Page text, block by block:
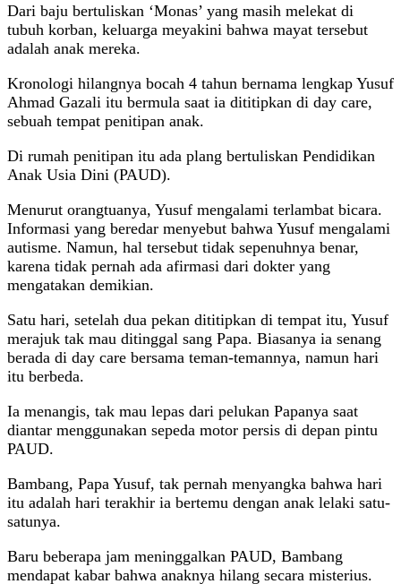
Dari baju bertuliskan ‘Monas’ yang masih melekat di
tubuh korban, keluarga meyakini bahwa mayat tersebut
adalah anak mereka.
Kronologi hilangnya bocah 4 tahun bernama lengkap Yusuf
Ahmad Gazali itu bermula saat ia dititipkan di day care,
sebuah tempat penitipan anak.
Di rumah penitipan itu ada plang bertuliskan Pendidikan
Anak Usia Dini (PAUD).
Menurut orangtuanya, Yusuf mengalami terlambat bicara.
Informasi yang beredar menyebut bahwa Yusuf mengalami
autisme. Namun, hal tersebut tidak sepenuhnya benar,
karena tidak pernah ada afirmasi dari dokter yang
mengatakan demikian.
Satu hari, setelah dua pekan dititipkan di tempat itu, Yusuf
merajuk tak mau ditinggal sang Papa. Biasanya ia senang
berada di day care bersama teman-temannya, namun hari
itu berbeda.
Ia menangis, tak mau lepas dari pelukan Papanya saat
diantar menggunakan sepeda motor persis di depan pintu
PAUD.
Bambang, Papa Yusuf, tak pernah menyangka bahwa hari
itu adalah hari terakhir ia bertemu dengan anak lelaki satu-
satunya.
Baru beberapa jam meninggalkan PAUD, Bambang
mendapat kabar bahwa anaknya hilang secara misterius.